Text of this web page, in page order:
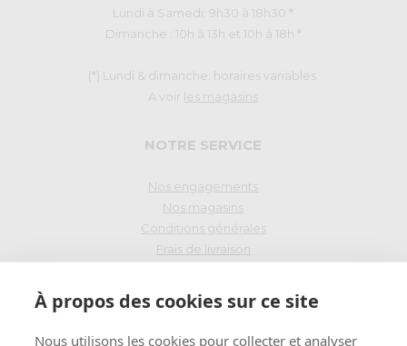
À propos des cookies sur ce site
Nous utilisons les cookies pour collecter et analyser
Lundi à Samedi: 9h30 à 18h30 *
Dimanche : 10h à 13h et 10h à 18h *
(*) Lundi & dimanche: horaires variables.
A voir les magasins
NOTRE SERVICE
Nos engagements
Nos magasins
Conditions générales
Frais de livraison
PAIEMENT SÉCURISÉ